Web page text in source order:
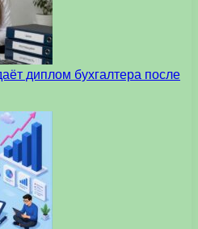
диплом бухгалтера после